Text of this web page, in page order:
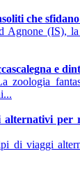
che
Agnone (IS),
e
zoologia
alternativi per
di viaggi